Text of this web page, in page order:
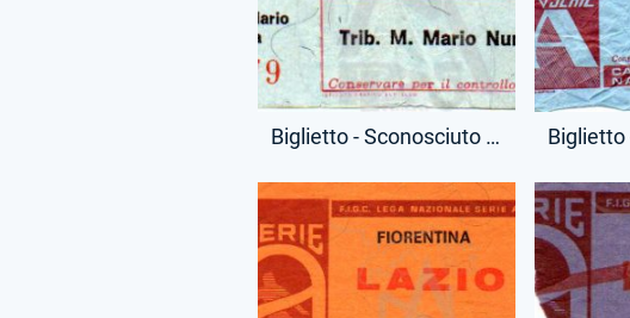
Biglietto - Sconosciuto - Campionato Minore